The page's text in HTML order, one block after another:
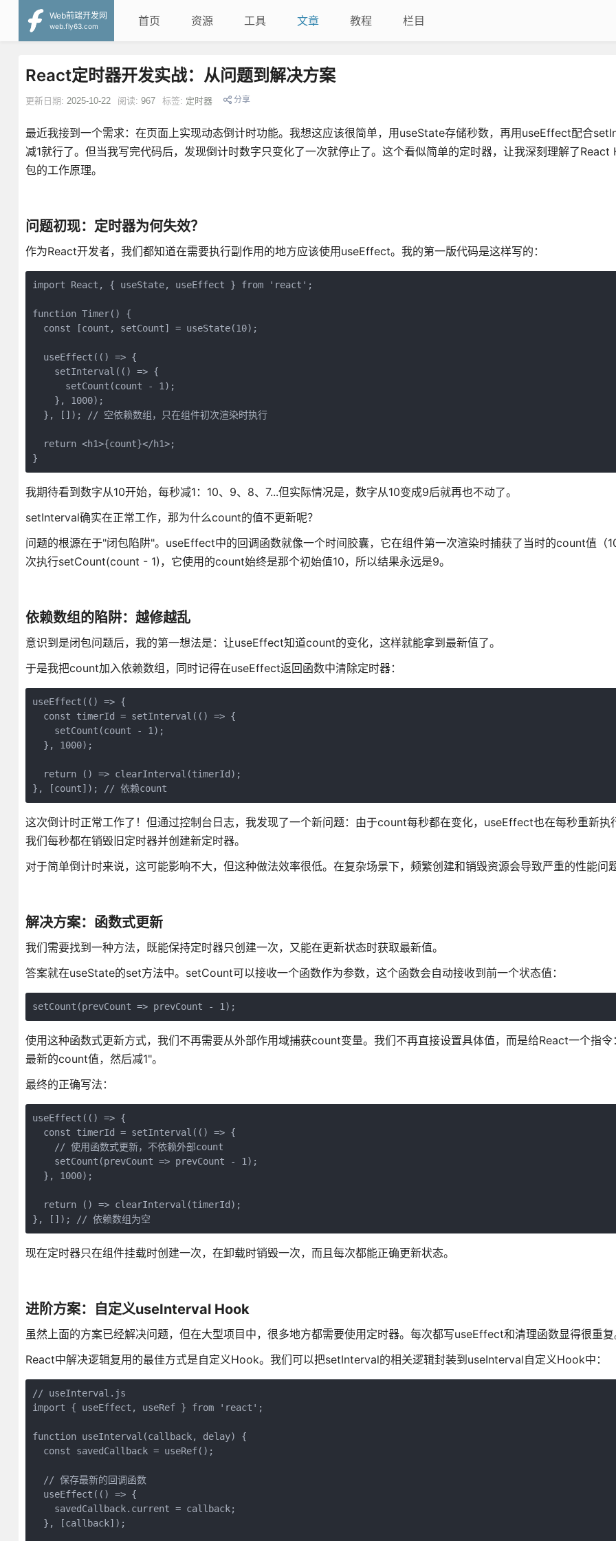
Web前端开发网
web.fly63.com
首页 资源 工具 文章 教程 栏目
React定时器开发实战：从问题到解决方案
更新日期: 2025-10-22 阅读: 967 标签: 定时器 分享
最近我接到一个需求：在页面上实现动态倒计时功能。我想这应该很简单，用useState存储秒数，再用useEffect配合
减1就行了。但当我写完代码后，发现倒计时数字只变化了一次就停止了。这个看似简单的定时器，让我深刻理解了React
包的工作原理。
问题初现：定时器为何失效？
作为React开发者，我们都知道在需要执行副作用的地方应该使用useEffect。我的第一版代码是这样写的：
import React, { useState, useEffect } from 'react';
function Timer() {
  const [count, setCount] = useState(10);
  useEffect(() => {
    setInterval(() => {
      setCount(count - 1);
    }, 1000);
  }, []); // 空依赖数组，只在组件初次渲染时执行
  return <h1>{count}</h1>;
}
我期待看到数字从10开始，每秒减1：10、9、8、7...但实际情况是，数字从10变成9后就再也不动了。
setInterval确实在正常工作，那为什么count的值不更新呢？
问题的根源在于"闭包陷阱"。useEffect中的回调函数就像一个时间胶囊，它在组件第一次渲染时捕获了当时的count值（
次执行setCount(count - 1)，它使用的count始终是那个初始值10，所以结果永远是9。
依赖数组的陷阱：越修越乱
意识到是闭包问题后，我的第一想法是：让useEffect知道count的变化，这样就能拿到最新值了。
于是我把count加入依赖数组，同时记得在useEffect返回函数中清除定时器：
useEffect(() => {
  const timerId = setInterval(() => {
    setCount(count - 1);
  }, 1000);
  return () => clearInterval(timerId);
}, [count]); // 依赖count
这次倒计时正常工作了！但通过控制台日志，我发现了一个新问题：由于count每秒都在变化，useEffect也在每秒重新执
我们每秒都在销毁旧定时器并创建新定时器。
对于简单倒计时来说，这可能影响不大，但这种做法效率很低。在复杂场景下，频繁创建和销毁资源会导致严重的性能问
解决方案：函数式更新
我们需要找到一种方法，既能保持定时器只创建一次，又能在更新状态时获取最新值。
答案就在useState的set方法中。setCount可以接收一个函数作为参数，这个函数会自动接收到前一个状态值：
setCount(prevCount => prevCount - 1);
使用这种函数式更新方式，我们不再需要从外部作用域捕获count变量。我们不再直接设置具体值，而是给React一个指令
最新的count值，然后减1"。
最终的正确写法：
useEffect(() => {
  const timerId = setInterval(() => {
    // 使用函数式更新，不依赖外部count
    setCount(prevCount => prevCount - 1);
  }, 1000);
  return () => clearInterval(timerId);
}, []); // 依赖数组为空
现在定时器只在组件挂载时创建一次，在卸载时销毁一次，而且每次都能正确更新状态。
进阶方案：自定义useInterval Hook
虽然上面的方案已经解决问题，但在大型项目中，很多地方都需要使用定时器。每次都写useEffect和清理函数显得很重复
React中解决逻辑复用的最佳方式是自定义Hook。我们可以把setInterval的相关逻辑封装到useInterval自定义Hook中：
// useInterval.js
import { useEffect, useRef } from 'react';
function useInterval(callback, delay) {
  const savedCallback = useRef();
  // 保存最新的回调函数
  useEffect(() => {
    savedCallback.current = callback;
  }, [callback]);